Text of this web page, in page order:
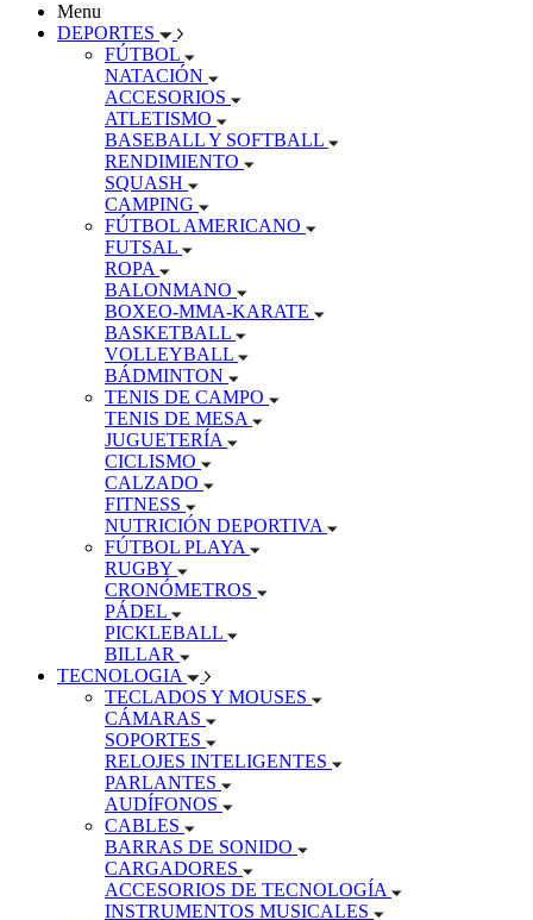
Menu
DEPORTES
FÚTBOL
NATACIÓN
ACCESORIOS
ATLETISMO
BASEBALL Y SOFTBALL
RENDIMIENTO
SQUASH
CAMPING
FÚTBOL AMERICANO
FUTSAL
ROPA
BALONMANO
BOXEO-MMA-KARATE
BASKETBALL
VOLLEYBALL
BÁDMINTON
TENIS DE CAMPO
TENIS DE MESA
JUGUETERÍA
CICLISMO
CALZADO
FITNESS
NUTRICIÓN DEPORTIVA
FÚTBOL PLAYA
RUGBY
CRONÓMETROS
PÁDEL
PICKLEBALL
BILLAR
TECNOLOGIA
TECLADOS Y MOUSES
CÁMARAS
SOPORTES
RELOJES INTELIGENTES
PARLANTES
AUDÍFONOS
CABLES
BARRAS DE SONIDO
CARGADORES
ACCESORIOS DE TECNOLOGÍA
INSTRUMENTOS MUSICALES